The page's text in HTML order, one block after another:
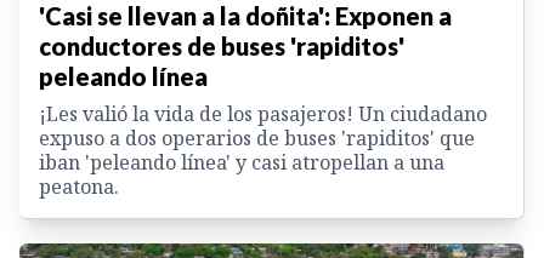
'Casi se llevan a la doñita': Exponen a
conductores de buses 'rapiditos'
peleando línea
¡Les valió la vida de los pasajeros! Un ciudadano
expuso a dos operarios de buses 'rapiditos' que
iban 'peleando línea' y casi atropellan a una
peatona.